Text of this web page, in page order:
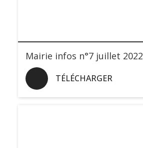
Mairie infos n°7 juillet 2022
TÉLÉCHARGER